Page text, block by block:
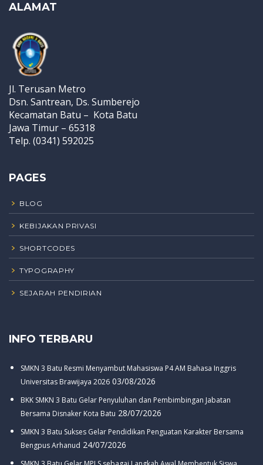
ALAMAT
Jl. Terusan Metro
Dsn. Santrean, Ds. Sumberejo
Kecamatan Batu – Kota Batu
Jawa Timur – 65318
Telp. (0341) 592025
PAGES
BLOG
KEBIJAKAN PRIVASI
SHORTCODES
TYPOGRAPHY
SEJARAH PENDIRIAN
INFO TERBARU
SMKN 3 Batu Resmi Menyambut Mahasiswa P4 AM Bahasa Inggris
Universitas Brawijaya 2026 03/08/2026
BKK SMKN 3 Batu Gelar Penyuluhan dan Pembimbingan Jabatan
Bersama Disnaker Kota Batu 28/07/2026
SMKN 3 Batu Sukses Gelar Pendidikan Penguatan Karakter Bersama
Bengpus Arhanud 24/07/2026